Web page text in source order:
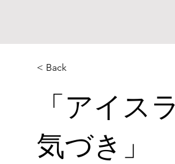
< Back
「アイス
気づき」